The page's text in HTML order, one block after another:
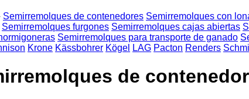
Semirremolques de contenedores Semirremolques con
Semirremolques furgones Semirremolques cajas abiertas
Semirremolques para transporte de ganado
Krone Kässbohrer Kögel LAG Pacton Renders
de